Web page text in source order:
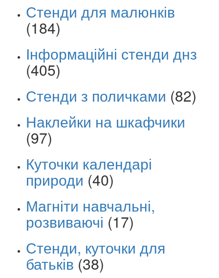
Стенди для малюнків
(184)
Інформаційні стенди днз
(405)
Стенди з поличками (82)
Наклейки на шкафчики
(97)
Куточки календарі
природи (40)
Магніти навчальні,
розвиваючі (17)
Стенди, куточки для
батьків (38)